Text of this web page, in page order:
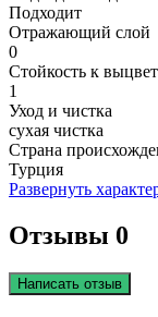
Подходит
Отражающий слой
0
Стойкость к
1
Уход и чистка
сухая чистка
Страна
Турция
Развернуть
Отзывы 0
Написать отзыв